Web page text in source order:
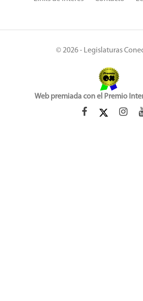
© 2026 - Legislaturas
Web premiada con el Premio